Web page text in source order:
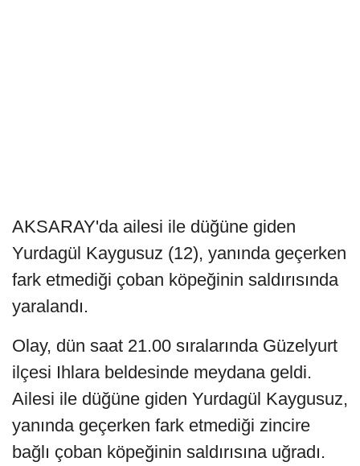
AKSARAY'da ailesi ile düğüne giden
Yurdagül Kaygusuz (12), yanında geçerken
fark etmediği çoban köpeğinin saldırısında
yaralandı.
Olay, dün saat 21.00 sıralarında Güzelyurt
ilçesi Ihlara beldesinde meydana geldi.
Ailesi ile düğüne giden Yurdagül Kaygusuz,
yanında geçerken fark etmediği zincire
bağlı çoban köpeğinin saldırısına uğradı.